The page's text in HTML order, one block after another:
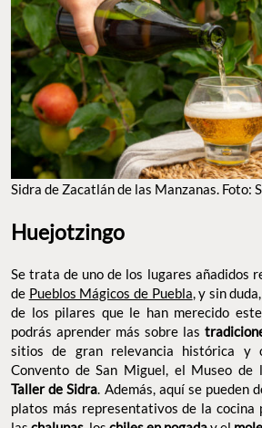
Sidra de Zacatlán de las Manzanas. Foto:
Huejotzingo
Se trata de uno de los lugares añadidos
de Pueblos Mágicos de Puebla, y sin
de los pilares que le han merecido
podrás aprender más sobre las
sitios de gran relevancia histórica y
Convento de San Miguel, el Museo de
Taller de Sidra. Además, aquí se pueden
platos más representativos de la cocina